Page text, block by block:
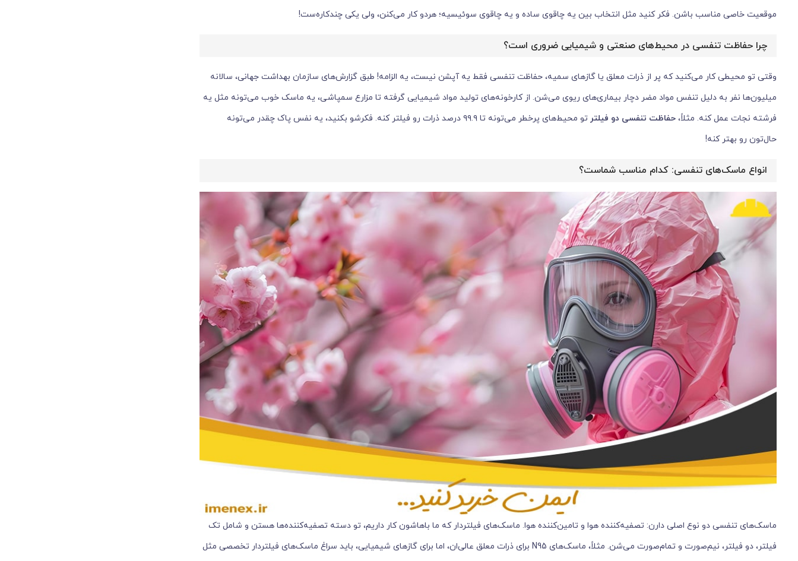
موقعیت خاصی مناسب باشن. فکر کنید مثل انتخاب بین یه چاقوی ساده و یه چاقوی سوئیسیه؛ هردو کار می‌کنن، ولی یکی چندکاره‌ست!
چرا حفاظت تنفسی در محیط‌های صنعتی و شیمیایی ضروری است؟
وقتی تو محیطی کار می‌کنید که پر از ذرات معلق یا گازهای سمیه، حفاظت تنفسی فقط یه آپشن نیست، یه الزامه! طبق گزارش‌های سازمان بهداشت جهانی، سالانه
میلیون‌ها نفر به دلیل تنفس مواد مضر دچار بیماری‌های ریوی می‌شن. از کارخونه‌های تولید مواد شیمیایی گرفته تا مزارع سمپاشی، یه ماسک خوب می‌تونه مثل یه
فرشته نجات عمل کنه. مثلاً، حفاظت تنفسی دو فیلتر
تو محیط‌های پرخطر می‌تونه تا ۹۹.۹ درصد ذرات رو فیلتر کنه. فکرشو بکنید، یه نفس پاک چقدر می‌تونه
حال‌تون رو بهتر کنه!
انواع ماسک‌های تنفسی: کدام مناسب شماست؟
ماسک‌های تنفسی دو نوع اصلی دارن: تصفیه‌کننده هوا و تامین‌کننده هوا. ماسک‌های فیلتردار که ما باهاشون کار داریم، تو دسته تصفیه‌کننده‌ها هستن و شامل تک
فیلتر، دو فیلتر، نیم‌صورت و تمام‌صورت می‌شن. مثلاً، ماسک‌های N95 برای ذرات معلق عالی‌ان، اما برای گازهای شیمیایی، باید سراغ ماسک‌های فیلتردار تخصصی مثل